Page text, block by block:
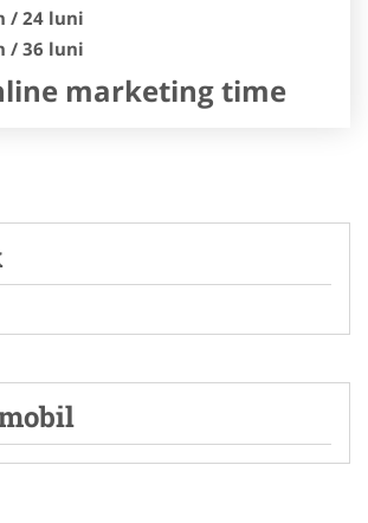
/ 24 luni
/ 36 luni
marketing time